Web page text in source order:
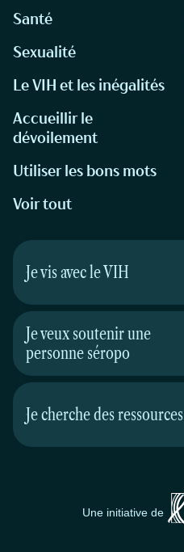
Santé
Sexualité
Le VIH et les inégalités
Accueillir le
dévoilement
Utiliser les bons mots
Voir tout
Je vis avec le VIH
Je veux soutenir une
personne séropo
Je cherche des ressources
Une initiative de